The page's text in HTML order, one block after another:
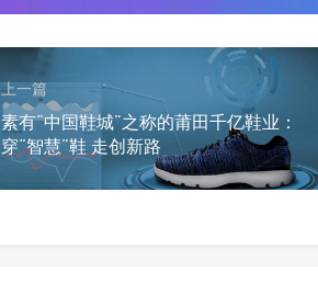
上一篇
素有“中国鞋城”之称的莆田千亿鞋业：
穿“智慧”鞋 走创新路